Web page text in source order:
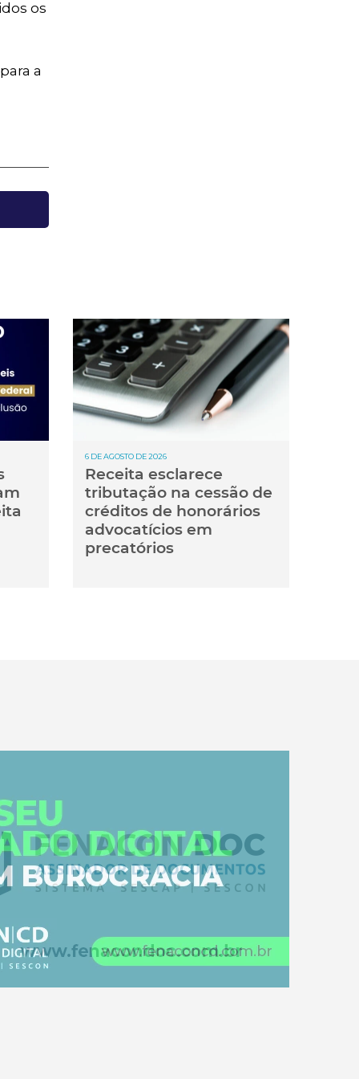
os
a
6 DE AGOSTO DE 2026
Receita esclarece
tributação na cessão de
créditos de honorários
advocatícios em
precatórios